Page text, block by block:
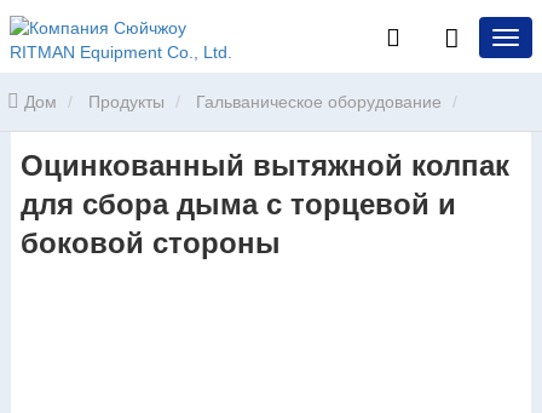
Дом Продукты Гальваническое оборудование
Система сбора и очистки дыма гальванизации
вытяжной колпак для сбора дыма с торцевой и боковой стороны
Оцинкованный вытяжной колпак
для сбора дыма с торцевой и
боковой стороны